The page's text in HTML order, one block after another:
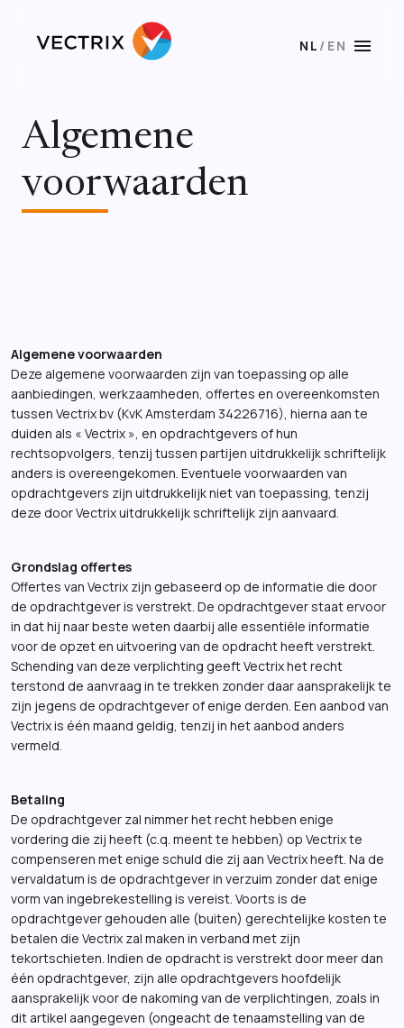
NL / EN menu
Algemene
voorwaarden
Algemene voorwaarden
Deze algemene voorwaarden zijn van toepassing op alle
aanbiedingen, werkzaamheden, offertes en overeenkomsten
tussen Vectrix bv (KvK Amsterdam 34226716), hierna aan te
duiden als « Vectrix », en opdrachtgevers of hun
rechtsopvolgers, tenzij tussen partijen uitdrukkelijk schriftelijk
anders is overeengekomen. Eventuele voorwaarden van
opdrachtgevers zijn uitdrukkelijk niet van toepassing, tenzij
deze door Vectrix uitdrukkelijk schriftelijk zijn aanvaard.
Grondslag offertes
Offertes van Vectrix zijn gebaseerd op de informatie die door
de opdrachtgever is verstrekt. De opdrachtgever staat ervoor
in dat hij naar beste weten daarbij alle essentiële informatie
voor de opzet en uitvoering van de opdracht heeft verstrekt.
Schending van deze verplichting geeft Vectrix het recht
terstond de aanvraag in te trekken zonder daar aansprakelijk te
zijn jegens de opdrachtgever of enige derden. Een aanbod van
Vectrix is één maand geldig, tenzij in het aanbod anders
vermeld.
Betaling
De opdrachtgever zal nimmer het recht hebben enige
vordering die zij heeft (c.q. meent te hebben) op Vectrix te
compenseren met enige schuld die zij aan Vectrix heeft. Na de
vervaldatum is de opdrachtgever in verzuim zonder dat enige
vorm van ingebrekestelling is vereist. Voorts is de
opdrachtgever gehouden alle (buiten) gerechtelijke kosten te
betalen die Vectrix zal maken in verband met zijn
tekortschieten. Indien de opdracht is verstrekt door meer dan
één opdrachtgever, zijn alle opdrachtgevers hoofdelijk
aansprakelijk voor de nakoming van de verplichtingen, zoals in
dit artikel aangegeven (ongeacht de tenaamstelling van de